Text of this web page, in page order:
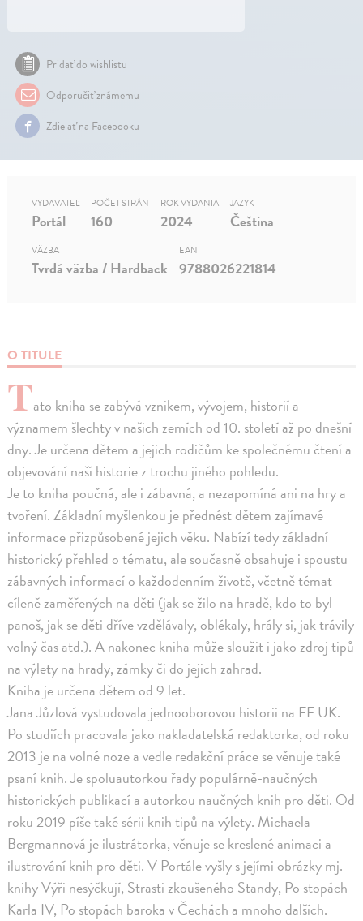
Pridať do wishlistu
Odporučiť známemu
Zdielať na Facebooku
O TITULE
Tato kniha se zabývá vznikem, vývojem, historií a
významem šlechty v našich zemích od 10. století až po dnešní
dny. Je určena dětem a jejich rodičům ke společnému čtení a
objevování naší historie z trochu jiného pohledu.
Je to kniha poučná, ale i zábavná, a nezapomíná ani na hry a
tvoření. Základní myšlenkou je přednést dětem zajímavé
informace přizpůsobené jejich věku. Nabízí tedy základní
historický přehled o tématu, ale současně obsahuje i spoustu
zábavných informací o každodenním životě, včetně témat
cíleně zaměřených na děti (jak se žilo na hradě, kdo to byl
panoš, jak se děti dříve vzdělávaly, oblékaly, hrály si, jak trávily
volný čas atd.). A nakonec kniha může sloužit i jako zdroj tipů
na výlety na hrady, zámky či do jejich zahrad.
Kniha je určena dětem od 9 let.
Jana Jůzlová vystudovala jednooborovou historii na FF UK.
Po studiích pracovala jako nakladatelská redaktorka, od roku
2013 je na volné noze a vedle redakční práce se věnuje také
psaní knih. Je spoluautorkou řady populárně-naučných
historických publikací a autorkou naučných knih pro děti. Od
roku 2019 píše také sérii knih tipů na výlety. Michaela
Bergmannová je ilustrátorka, věnuje se kreslené animaci a
ilustrování knih pro děti. V Portále vyšly s jejími obrázky mj.
knihy Výři nesýčkují, Strasti zkoušeného Standy, Po stopách
Karla IV, Po stopách baroka v Čechách a mnoho dalších.
VYDAVATEĽ
Portál
POČET STRÁN
160
ROK VYDANIA
2024
JAZYK
Čeština
VÄZBA
Tvrdá väzba / Hardback
EAN
9788026221814